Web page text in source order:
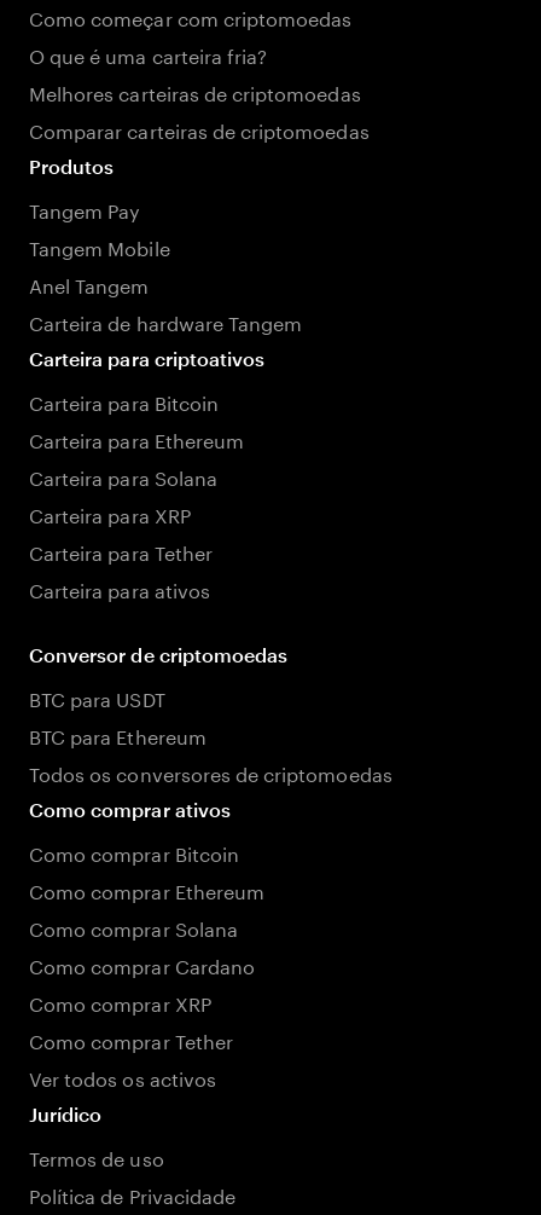
Como começar com criptomoedas
O que é uma carteira fria?
Melhores carteiras de criptomoedas
Comparar carteiras de criptomoedas
Produtos
Tangem Pay
Tangem Mobile
Anel Tangem
Carteira de hardware Tangem
Carteira para criptoativos
Carteira para Bitcoin
Carteira para Ethereum
Carteira para Solana
Carteira para XRP
Carteira para Tether
Carteira para ativos
Conversor de criptomoedas
BTC para USDT
BTC para Ethereum
Todos os conversores de criptomoedas
Como comprar ativos
Como comprar Bitcoin
Como comprar Ethereum
Como comprar Solana
Como comprar Cardano
Como comprar XRP
Como comprar Tether
Ver todos os activos
Jurídico
Termos de uso
Política de Privacidade